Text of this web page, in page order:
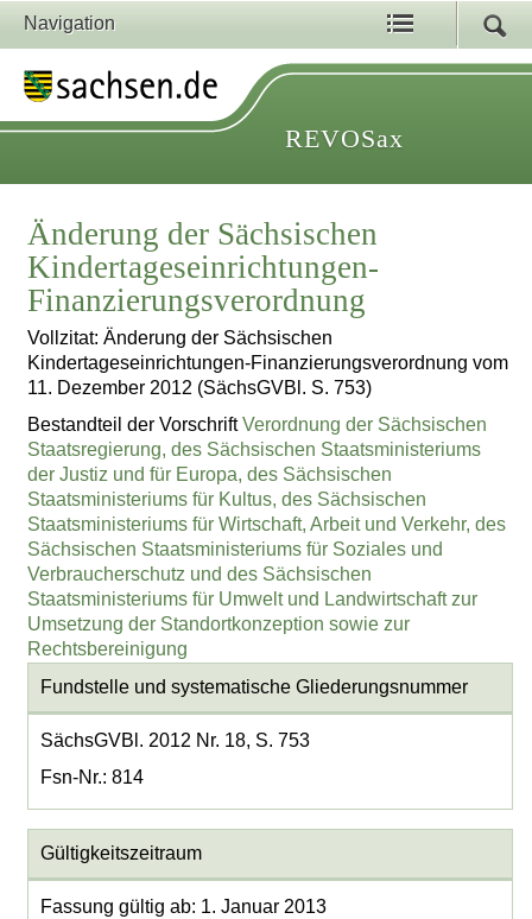
Navigation
REVOSax
Änderung der Sächsischen
Kindertageseinrichtungen-
Finanzierungsverordnung
Vollzitat: Änderung der Sächsischen
Kindertageseinrichtungen-Finanzierungsverordnung vom
11. Dezember 2012 (SächsGVBl. S. 753)
Bestandteil der VorschriftVerordnung der Sächsischen
Staatsregierung, des Sächsischen Staatsministeriums
der Justiz und für Europa, des Sächsischen
Staatsministeriums für Kultus, des Sächsischen
Staatsministeriums für Wirtschaft, Arbeit und Verkehr, des
Sächsischen Staatsministeriums für Soziales und
Verbraucherschutz und des Sächsischen
Staatsministeriums für Umwelt und Landwirtschaft zur
Umsetzung der Standortkonzeption sowie zur
Rechtsbereinigung
Fundstelle und systematische Gliederungsnummer
SächsGVBl. 2012 Nr. 18, S. 753
Fsn-Nr.: 814
Gültigkeitszeitraum
Fassung gültig ab: 1. Januar 2013